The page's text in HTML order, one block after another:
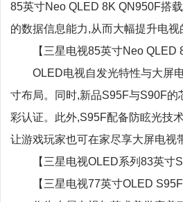
85英寸Neo QLED 8K QN950F搭
的数据信息能力,从而大幅提升电
【三星电视85英寸Neo QLED
OLED电视自发光特性与大屏电
寸布局。同时,新品S95F与S90F
彩认证。此外,S95F配备防眩光技
让游戏玩家也可在家尽享大屏电视
【三星电视OLED系列83英寸
【三星电视77英寸OLED S95F